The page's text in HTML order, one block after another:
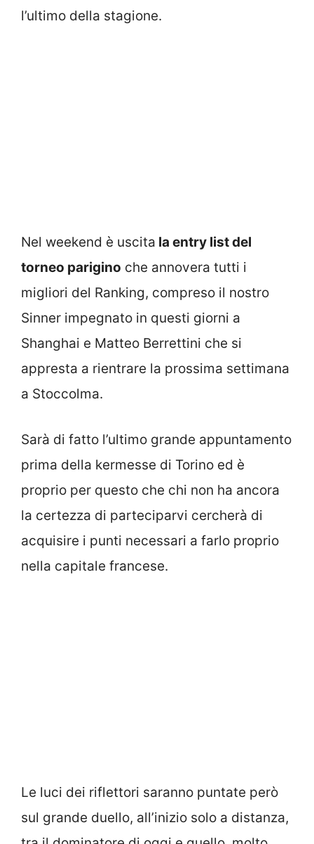
l’ultimo della stagione.
Nel weekend è uscita la entry list del
torneo parigino che annovera tutti i
migliori del Ranking, compreso il nostro
Sinner impegnato in questi giorni a
Shanghai e Matteo Berrettini che si
appresta a rientrare la prossima settimana
a Stoccolma.
Sarà di fatto l’ultimo grande appuntamento
prima della kermesse di Torino ed è
proprio per questo che chi non ha ancora
la certezza di parteciparvi cercherà di
acquisire i punti necessari a farlo proprio
nella capitale francese.
Le luci dei riflettori saranno puntate però
sul grande duello, all’inizio solo a distanza,